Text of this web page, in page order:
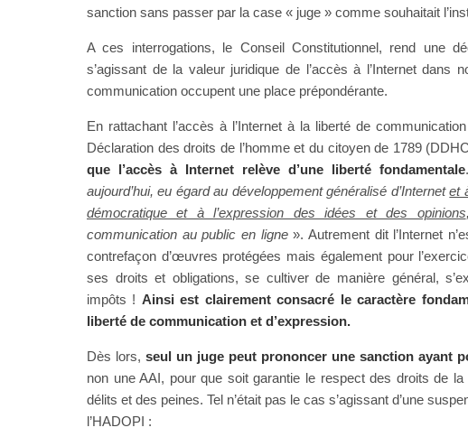
sanction sans passer par la case « juge » comme souhaitait
A ces interrogations, le Conseil Constitutionnel, rend une
s’agissant de la valeur juridique de l’accès à l’Internet dans
communication occupent une place prépondérante.
En rattachant l’accès à l’Internet à la liberté de
Déclaration des droits de l’homme et du citoyen de 1789
que l’accès à Internet relève d’une liberté fondamentale
aujourd’hui, eu égard au développement généralisé d’Internetet
démocratique et à l’expression des idées et des opinions
communication au public en ligne». Autrement dit l’Internet
contrefaçon d’œuvres protégées mais également pour
ses droits et obligations, se cultiver de manière général,
impôts ! Ainsi est clairement consacré le caractère
liberté de communication et d’expression.
Dès lors,seul un juge peut prononcer une sanction ayant
non une AAI, pour que soit garantie le respect des droits de
délits et des peines. Tel n’était pas le cas s’agissant d’une
l’HADOPI :